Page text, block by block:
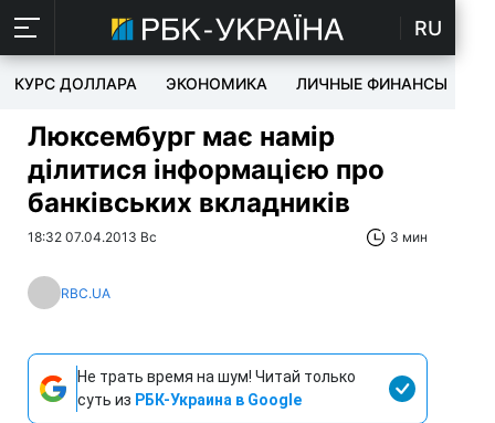
RU
КУРС ДОЛЛАРА ЭКОНОМИКА ЛИЧНЫЕ ФИНАНСЫ
Люксембург має намір
ділитися інформацією про
банківських вкладників
18:32 07.04.2013 Вс 3 мин
RBC.UA
Не трать время на шум! Читай только
суть из РБК-Украина в Google